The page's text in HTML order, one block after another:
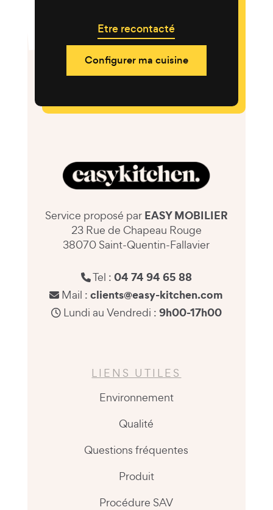
Etre recontacté
Configurer ma cuisine
Service proposé par EASY MOBILIER
23 Rue de Chapeau Rouge
38070 Saint-Quentin-Fallavier
Tel : 04 74 94 65 88
Mail :clients@easy-kitchen.com
Lundi au Vendredi : 9h00-17h00
LIENS UTILES
Environnement
Qualité
Questions fréquentes
Produit
Procédure SAV